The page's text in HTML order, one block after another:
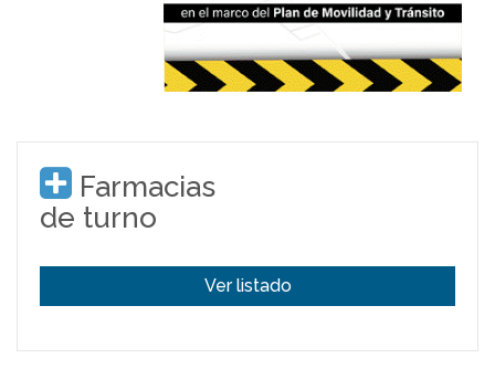
Farmacias
de turno
Ver listado